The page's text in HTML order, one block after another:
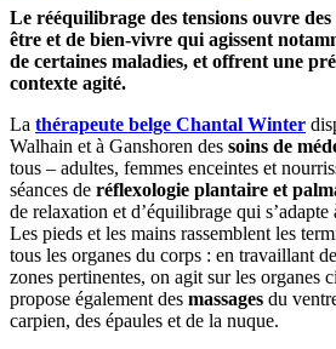
Le rééquilibrage des tensions ouvre
être et de bien-vivre qui agissent
de certaines maladies, et offrent une
contexte agité.
La thérapeute belge Chantal Winter
Walhain et à Ganshoren des soins de
tous – adultes, femmes enceintes et
séances de réflexologie plantaire et
de relaxation et d’équilibrage qui s’adapte
Les pieds et les mains rassemblent les
tous les organes du corps : en travaillant
zones pertinentes, on agit sur les organes
propose également des massages du
carpien, des épaules et de la nuque.